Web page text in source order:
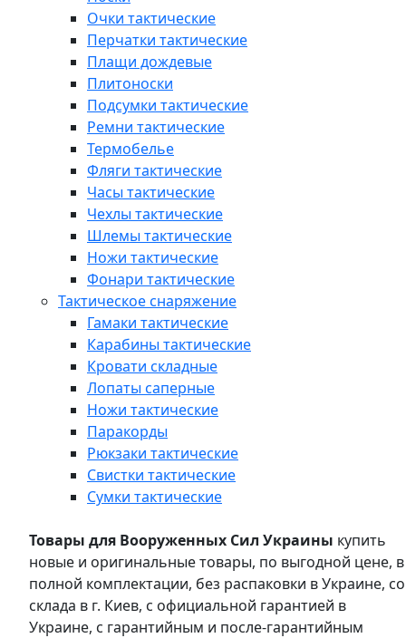
Очки тактические
Перчатки тактические
Плащи дождевые
Плитоноски
Подсумки тактические
Ремни тактические
Термобелье
Фляги тактические
Часы тактические
Чехлы тактические
Шлемы тактические
Ножи тактические
Фонари тактические
Тактическое снаряжение
Гамаки тактические
Карабины тактические
Кровати складные
Лопаты саперные
Ножи тактические
Паракорды
Рюкзаки тактические
Свистки тактические
Сумки тактические
Товары для Вооруженных Сил Украины купить
новые и оригинальные товары, по выгодной цене, в
полной комплектации, без распаковки в Украине, со
склада в г. Киев, с официальной гарантией в
Украине, с гарантийным и после-гарантийным